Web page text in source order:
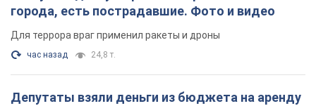
города, есть пострадавшие. Фото и видео
Для террора враг применил ракеты и дроны
час назад 24,8 т.
Депутаты взяли деньги из бюджета на аренду